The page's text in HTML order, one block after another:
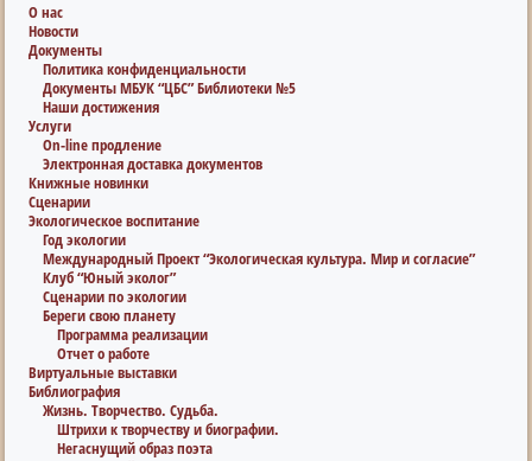
О нас
Новости
Документы
Политика конфиденциальности
Документы МБУК “ЦБС” Библиотеки №5
Наши достижения
Услуги
On-line продление
Электронная доставка документов
Книжные новинки
Сценарии
Экологическое воспитание
Год экологии
Международный Проект “Экологическая культура. Мир и согласие”
Клуб “Юный эколог”
Сценарии по экологии
Береги свою планету
Программа реализации
Отчет о работе
Виртуальные выставки
Библиография
Жизнь. Творчество. Судьба.
Штрихи к творчеству и биографии.
Негаснущий образ поэта